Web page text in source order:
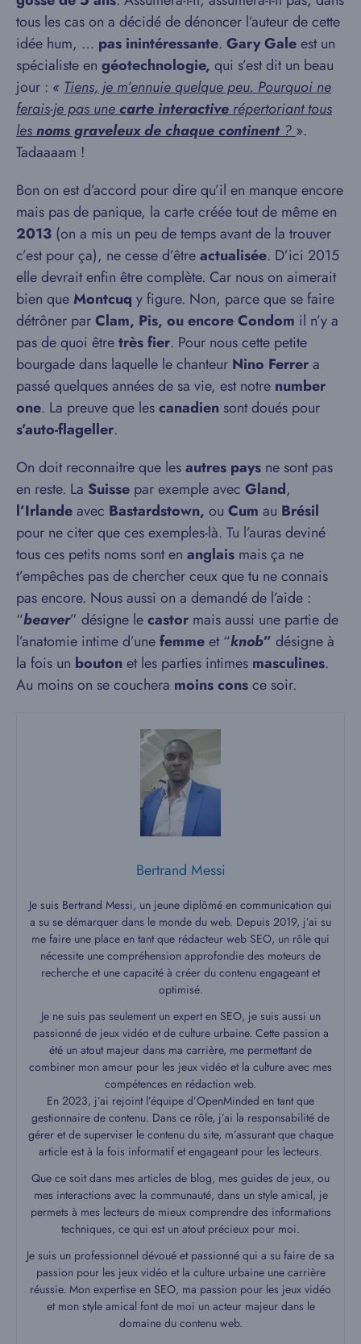
tous les cas on a décidé de dénoncer l’auteur de cette
idée hum, … pas inintéressante. Gary Galeest un
spécialiste en géotechnologie, qui s’est dit un beau
jour : « Tiens, je m’ennuie quelque peu. Pourquoi ne
ferais-je pas unecarte interactive répertoriant tous
lesnoms graveleux de chaque continent? ».
Tadaaaam !
Bon on est d’accord pour dire qu’il en manque encore
mais pas de panique, la carte créée tout de même en
2013 (on a mis un peu de temps avant de la trouver
c’est pour ça), ne cesse d’êtreactualisée. D’ici 2015
elle devrait enfin être complète. Car nous on aimerait
bien queMontcuq y figure. Non, parce que se faire
détrôner parClam, Pis, ou encore Condom il n’y a
pas de quoi êtretrès fier. Pour nous cette petite
bourgade dans laquelle le chanteur Nino Ferrera
passé quelques années de sa vie, est notre number
one. La preuve que lescanadien sont doués pour
s’auto-flageller.
On doit reconnaitre que lesautres pays ne sont pas
en reste. La Suisse par exemple avec Gland,
l’Irlandeavec Bastardstown, ou Cum au Brésil
pour ne citer que ces exemples-là. Tu l’auras deviné
tous ces petits noms sont en anglais mais ça ne
t’empêches pas de chercher ceux que tu ne connais
pas encore. Nous aussi on a demandé de l’aide :
“beaver” désigne lecastor mais aussi une partie de
l’anatomie intime d’unefemmeet “knob” désigne à
la fois un boutonet les parties intimes masculines.
Au moins on se couchera moins consce soir.
Bertrand Messi
Je suis Bertrand Messi, un jeune diplômé en communication qui
a su se démarquer dans le monde du web. Depuis 2019, j’ai su
me faire une place en tant que rédacteur web SEO, un rôle qui
nécessite une compréhension approfondie des moteurs de
recherche et une capacité à créer du contenu engageant et
optimisé.
Je ne suis pas seulement un expert en SEO, je suis aussi un
passionné de jeux vidéo et de culture urbaine. Cette passion a
été un atout majeur dans ma carrière, me permettant de
combiner mon amour pour les jeux vidéo et la culture avec mes
compétences en rédaction web.
En 2023, j’ai rejoint l’équipe d’OpenMinded en tant que
gestionnaire de contenu. Dans ce rôle, j’ai la responsabilité de
gérer et de superviser le contenu du site, m’assurant que chaque
article est à la fois informatif et engageant pour les lecteurs.
Que ce soit dans mes articles de blog, mes guides de jeux, ou
mes interactions avec la communauté, dans un style amical, je
permets à mes lecteurs de mieux comprendre des informations
techniques, ce qui est un atout précieux pour moi.
Je suis un professionnel dévoué et passionné qui a su faire de sa
passion pour les jeux vidéo et la culture urbaine une carrière
réussie. Mon expertise en SEO, ma passion pour les jeux vidéo
et mon style amical font de moi un acteur majeur dans le
domaine du contenu web.